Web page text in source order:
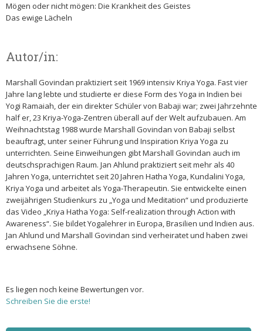
Mögen oder nicht mögen: Die Krankheit des Geistes
Das ewige Lächeln
Autor/in:
Marshall Govindan praktiziert seit 1969 intensiv Kriya Yoga. Fast vier
Jahre lang lebte und studierte er diese Form des Yoga in Indien bei
Yogi Ramaiah, der ein direkter Schüler von Babaji war; zwei Jahrzehnte
half er, 23 Kriya-Yoga-Zentren überall auf der Welt aufzubauen. Am
Weihnachtstag 1988 wurde Marshall Govindan von Babaji selbst
beauftragt, unter seiner Führung und Inspiration Kriya Yoga zu
unterrichten. Seine Einweihungen gibt Marshall Govindan auch im
deutschsprachigen Raum. Jan Ahlund praktiziert seit mehr als 40
Jahren Yoga, unterrichtet seit 20 Jahren Hatha Yoga, Kundalini Yoga,
Kriya Yoga und arbeitet als Yoga-Therapeutin. Sie entwickelte einen
zweijährigen Studienkurs zu „Yoga und Meditation“ und produzierte
das Video „Kriya Hatha Yoga: Self-realization through Action with
Awareness“. Sie bildet Yogalehrer in Europa, Brasilien und Indien aus.
Jan Ahlund und Marshall Govindan sind verheiratet und haben zwei
erwachsene Söhne.
Es liegen noch keine Bewertungen vor.
Schreiben Sie die erste!